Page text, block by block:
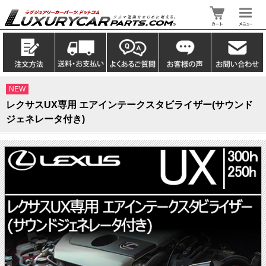
NEW
レクサスUX専用 エアインテークスタビライザー(サウンド
ジェネレータ付き)